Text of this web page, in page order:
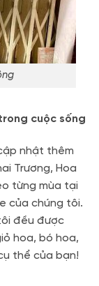
cuộc sống
nhật thêm
Trương, Hoa
từng mùa tại
của chúng tôi.
đều được
hoa, bó hoa,
thể của bạn!